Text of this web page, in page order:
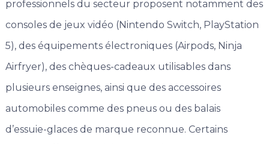
professionnels du secteur proposent notamment des
consoles de jeux vidéo (Nintendo Switch, PlayStation
5), des équipements électroniques (Airpods, Ninja
Airfryer), des chèques-cadeaux utilisables dans
plusieurs enseignes, ainsi que des accessoires
automobiles comme des pneus ou des balais
d’essuie-glaces de marque reconnue. Certains